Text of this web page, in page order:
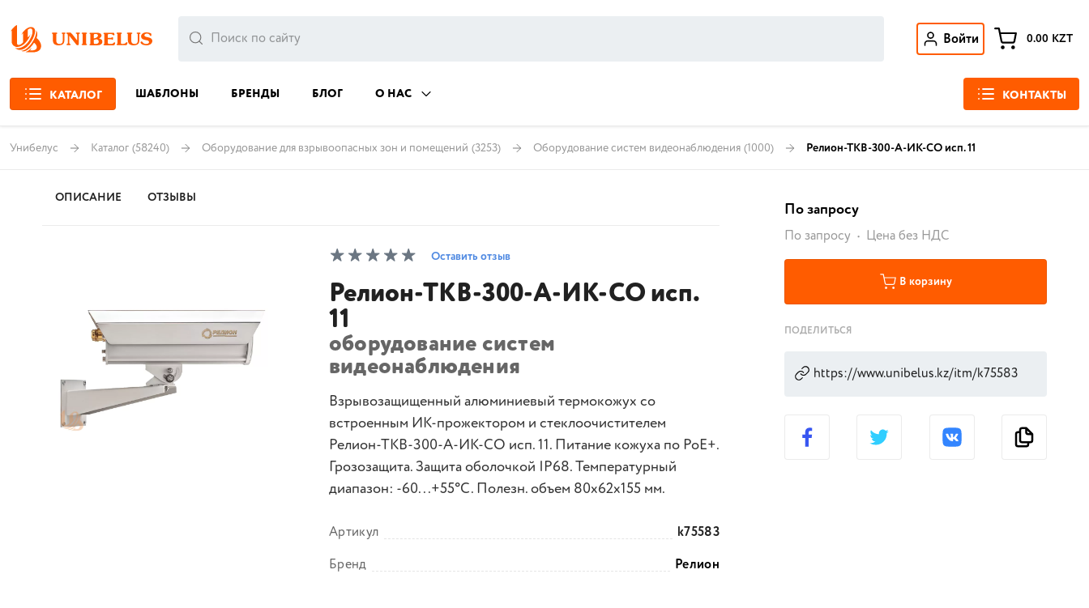
Войти 0.00 KZT
КАТАЛОГ ШАБЛОНЫ БРЕНДЫ БЛОГ О НАС КОНТАКТЫ
Унибелус Каталог (58240) Оборудование для взрывоопасных зон и помещений (3253) Оборудование систем видеонаблюдения (1000) Релион-ТКВ-300-А-ИК-СО исп. 11
ОПИСАНИЕ ОТЗЫВЫ
Оставить отзыв
Релион-ТКВ-300-А-ИК-СО исп.
11
оборудование систем
видеонаблюдения
Взрывозащищенный алюминиевый термокожух со
встроенным ИК-прожектором и стеклоочистителем
Релион-ТКВ-300-А-ИК-СО исп. 11. Питание кожуха по PoE+.
Грозозащита. Защита оболочкой IP68. Температурный
диапазон: -60...+55°С. Полезн. объем 80х62х155 мм.
Артикул
k75583
Бренд
Релион
По запросу
По запросу Цена без НДС
В корзину
ПОДЕЛИТЬСЯ